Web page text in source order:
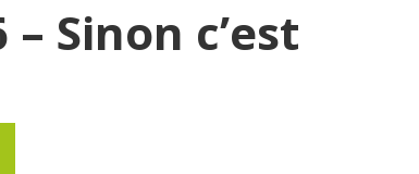
Sinon c’est